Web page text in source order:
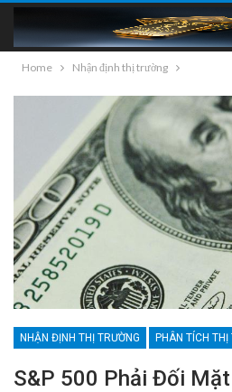
Home Nhận định thị trường
NHẬN ĐỊNH THỊ TRƯỜNG PHÂN TÍCH THỊ
S&P 500 Phải Đối